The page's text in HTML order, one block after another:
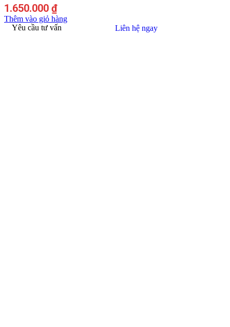
1.650.000 ₫
Thêm vào giỏ hàng
Yêu cầu tư vấn
Liên hệ ngay